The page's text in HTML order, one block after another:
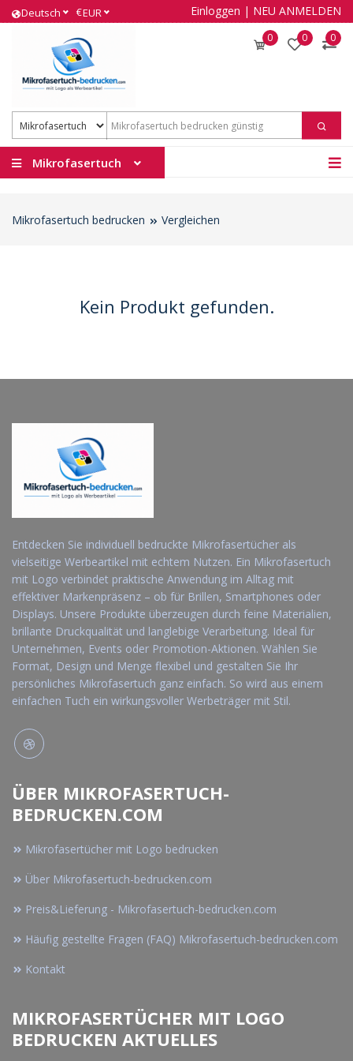
Deutsch €EUR Einloggen | NEU ANMELDEN
0 0 0
Mikrofasertuch
Mikrofasertuch bedrucken Vergleichen
Kein Produkt gefunden.
Entdecken Sie individuell bedruckte Mikrofasertücher als
vielseitige Werbeartikel mit echtem Nutzen. Ein Mikrofasertuch
mit Logo verbindet praktische Anwendung im Alltag mit
effektiver Markenpräsenz – ob für Brillen, Smartphones oder
Displays. Unsere Produkte überzeugen durch feine Materialien,
brillante Druckqualität und langlebige Verarbeitung. Ideal für
Unternehmen, Events oder Promotion-Aktionen. Wählen Sie
Format, Design und Menge flexibel und gestalten Sie Ihr
persönliches Mikrofasertuch ganz einfach. So wird aus einem
einfachen Tuch ein wirkungsvoller Werbeträger mit Stil.
ÜBER MIKROFASERTUCH-
BEDRUCKEN.COM
Mikrofasertücher mit Logo bedrucken
Über Mikrofasertuch-bedrucken.com
Preis&Lieferung - Mikrofasertuch-bedrucken.com
Häufig gestellte Fragen (FAQ) Mikrofasertuch-bedrucken.com
Kontakt
MIKROFASERTÜCHER MIT LOGO
BEDRUCKEN AKTUELLES